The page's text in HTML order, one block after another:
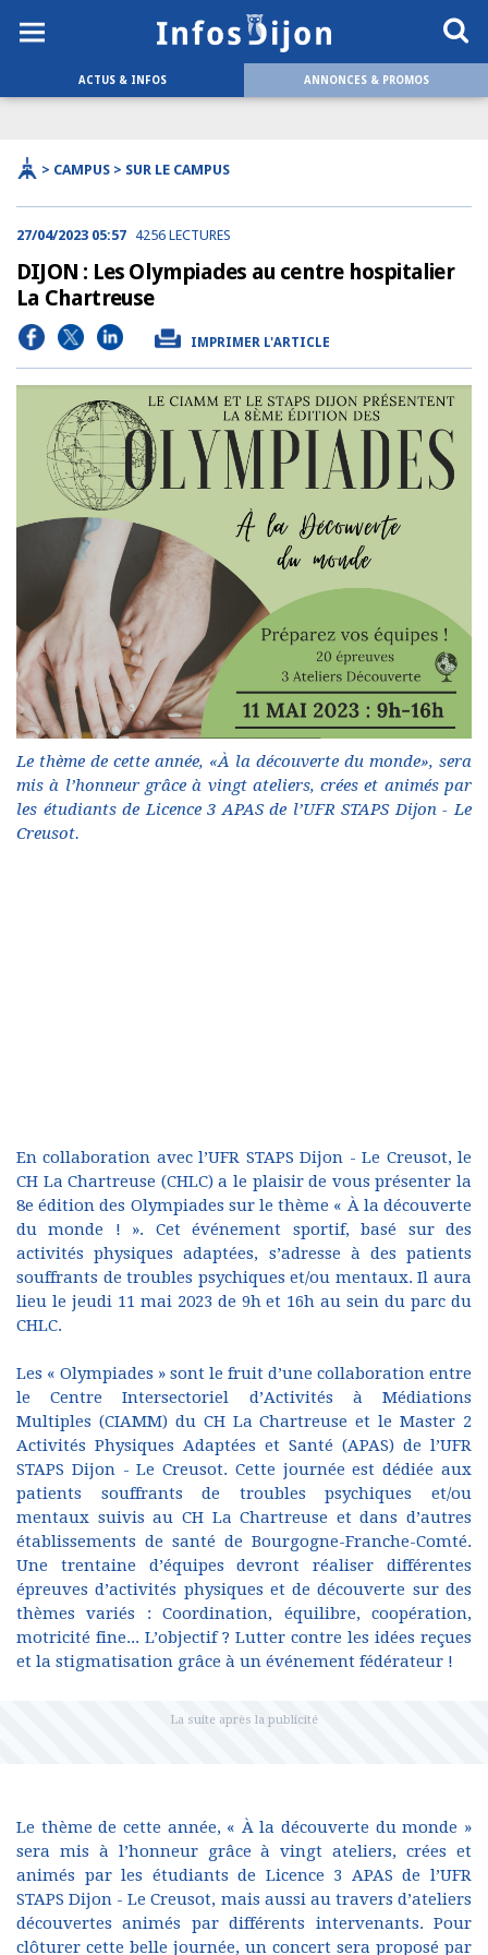
ACTUS & INFOS ANNONCES & PROMOS
> CAMPUS > SUR LE CAMPUS
27/04/2023 05:57 4256 LECTURES
DIJON : Les Olympiades au centre hospitalier
La Chartreuse
IMPRIMER L'ARTICLE
Le thème de cette année, «À la découverte du monde», sera
mis à l’honneur grâce à vingt ateliers, crées et animés par
les étudiants de Licence 3 APAS de l’UFR STAPS Dijon - Le
Creusot.
En collaboration avec l’UFR STAPS Dijon - Le Creusot, le
CH La Chartreuse (CHLC) a le plaisir de vous présenter la
8e édition des Olympiades sur le thème « À la découverte
du monde ! ». Cet événement sportif, basé sur des
activités physiques adaptées, s’adresse à des patients
souffrants de troubles psychiques et/ou mentaux. Il aura
lieu le jeudi 11 mai 2023 de 9h et 16h au sein du parc du
CHLC.
Les « Olympiades » sont le fruit d’une collaboration entre
le Centre Intersectoriel d’Activités à Médiations
Multiples (CIAMM) du CH La Chartreuse et le Master 2
Activités Physiques Adaptées et Santé (APAS) de l’UFR
STAPS Dijon - Le Creusot. Cette journée est dédiée aux
patients souffrants de troubles psychiques et/ou
mentaux suivis au CH La Chartreuse et dans d’autres
établissements de santé de Bourgogne-Franche-Comté.
Une trentaine d’équipes devront réaliser différentes
épreuves d’activités physiques et de découverte sur des
thèmes variés : Coordination, équilibre, coopération,
motricité fine... L’objectif ? Lutter contre les idées reçues
et la stigmatisation grâce à un événement fédérateur !
Le thème de cette année, « À la découverte du monde »
sera mis à l’honneur grâce à vingt ateliers, crées et
animés par les étudiants de Licence 3 APAS de l’UFR
STAPS Dijon - Le Creusot, mais aussi au travers d’ateliers
découvertes animés par différents intervenants. Pour
clôturer cette belle journée, un concert sera proposé par